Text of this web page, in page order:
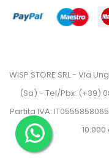
WISP STORE SRL - Via
(Sa) - Tel/Pbx: (+39)
Partita IVA: